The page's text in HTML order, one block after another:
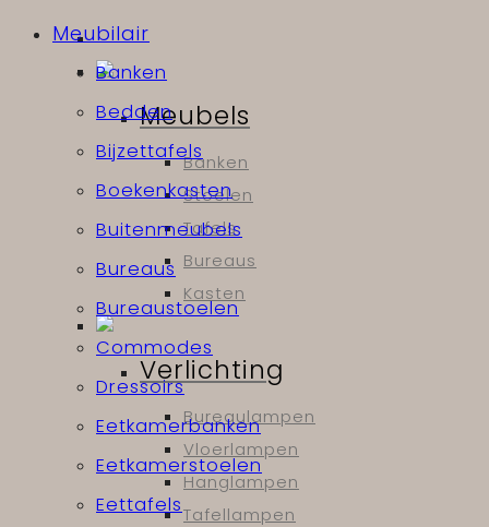
Meubels
Banken
Stoelen
Tafels
Bureaus
Kasten
Verlichting
Bureaulampen
Vloerlampen
Hanglampen
Tafellampen
Meubilair
Banken
Bedden
Bijzettafels
Boekenkasten
Buitenmeubels
Bureaus
Bureaustoelen
Commodes
Dressoirs
Eetkamerbanken
Eetkamerstoelen
Eettafels